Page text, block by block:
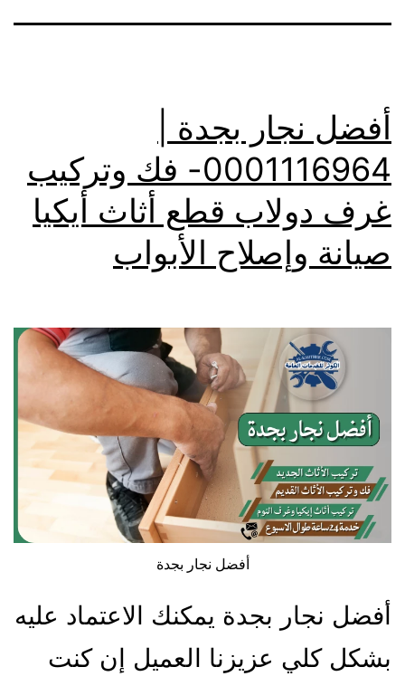
أفضل نجار بجدة |
0001116964- فك وتركيب
غرف دولاب قطع أثاث أيكيا
صيانة وإصلاح الأبواب
أفضل نجار بجدة
أفضل نجار بجدة يمكنك الاعتماد عليه
بشكل كلي عزيزنا العميل إن كنت